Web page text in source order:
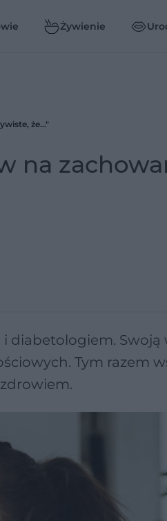
Żywienie
że..."
na
diabetologiem. Swoją
Tym razem